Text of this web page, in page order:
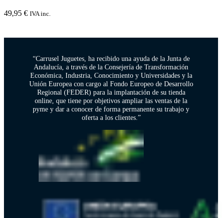
49,95 € IVA inc.
“Carrusel Juguetes, ha recibido una ayuda de la Junta de
Andalucía, a través de la Consejería de Transformación
Económica, Industria, Conocimiento y Universidades y la
Unión Europea con cargo al Fondo Europeo de Desarrollo
Regional (FEDER) para la implantación de su tienda
online, que tiene por objetivos ampliar las ventas de la
pyme y dar a conocer de forma permanente su trabajo y
oferta a los clientes.”